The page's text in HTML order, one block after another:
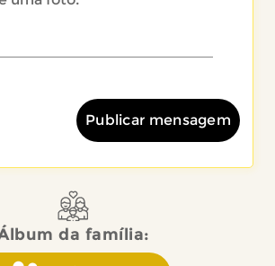
Publicar mensagem
da família: